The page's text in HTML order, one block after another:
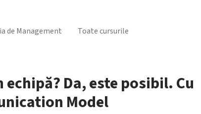
de Management Toate cursurile
Da, este posibil. Cu
Model